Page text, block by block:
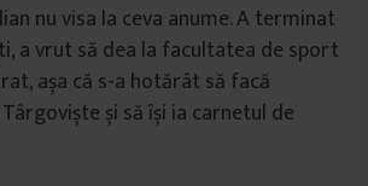
nu visa la ceva anume. A terminat
a vrut să dea la facultatea de sport
așa că s-a hotărât să facă
și să își ia carnetul de